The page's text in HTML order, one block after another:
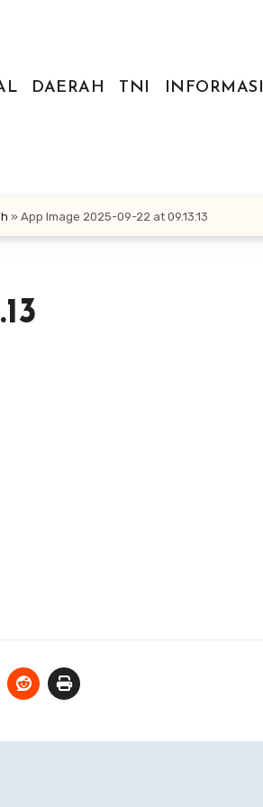
DAERAH TNI INFORMASI
» App Image 2025-09-22 at 09.13.13